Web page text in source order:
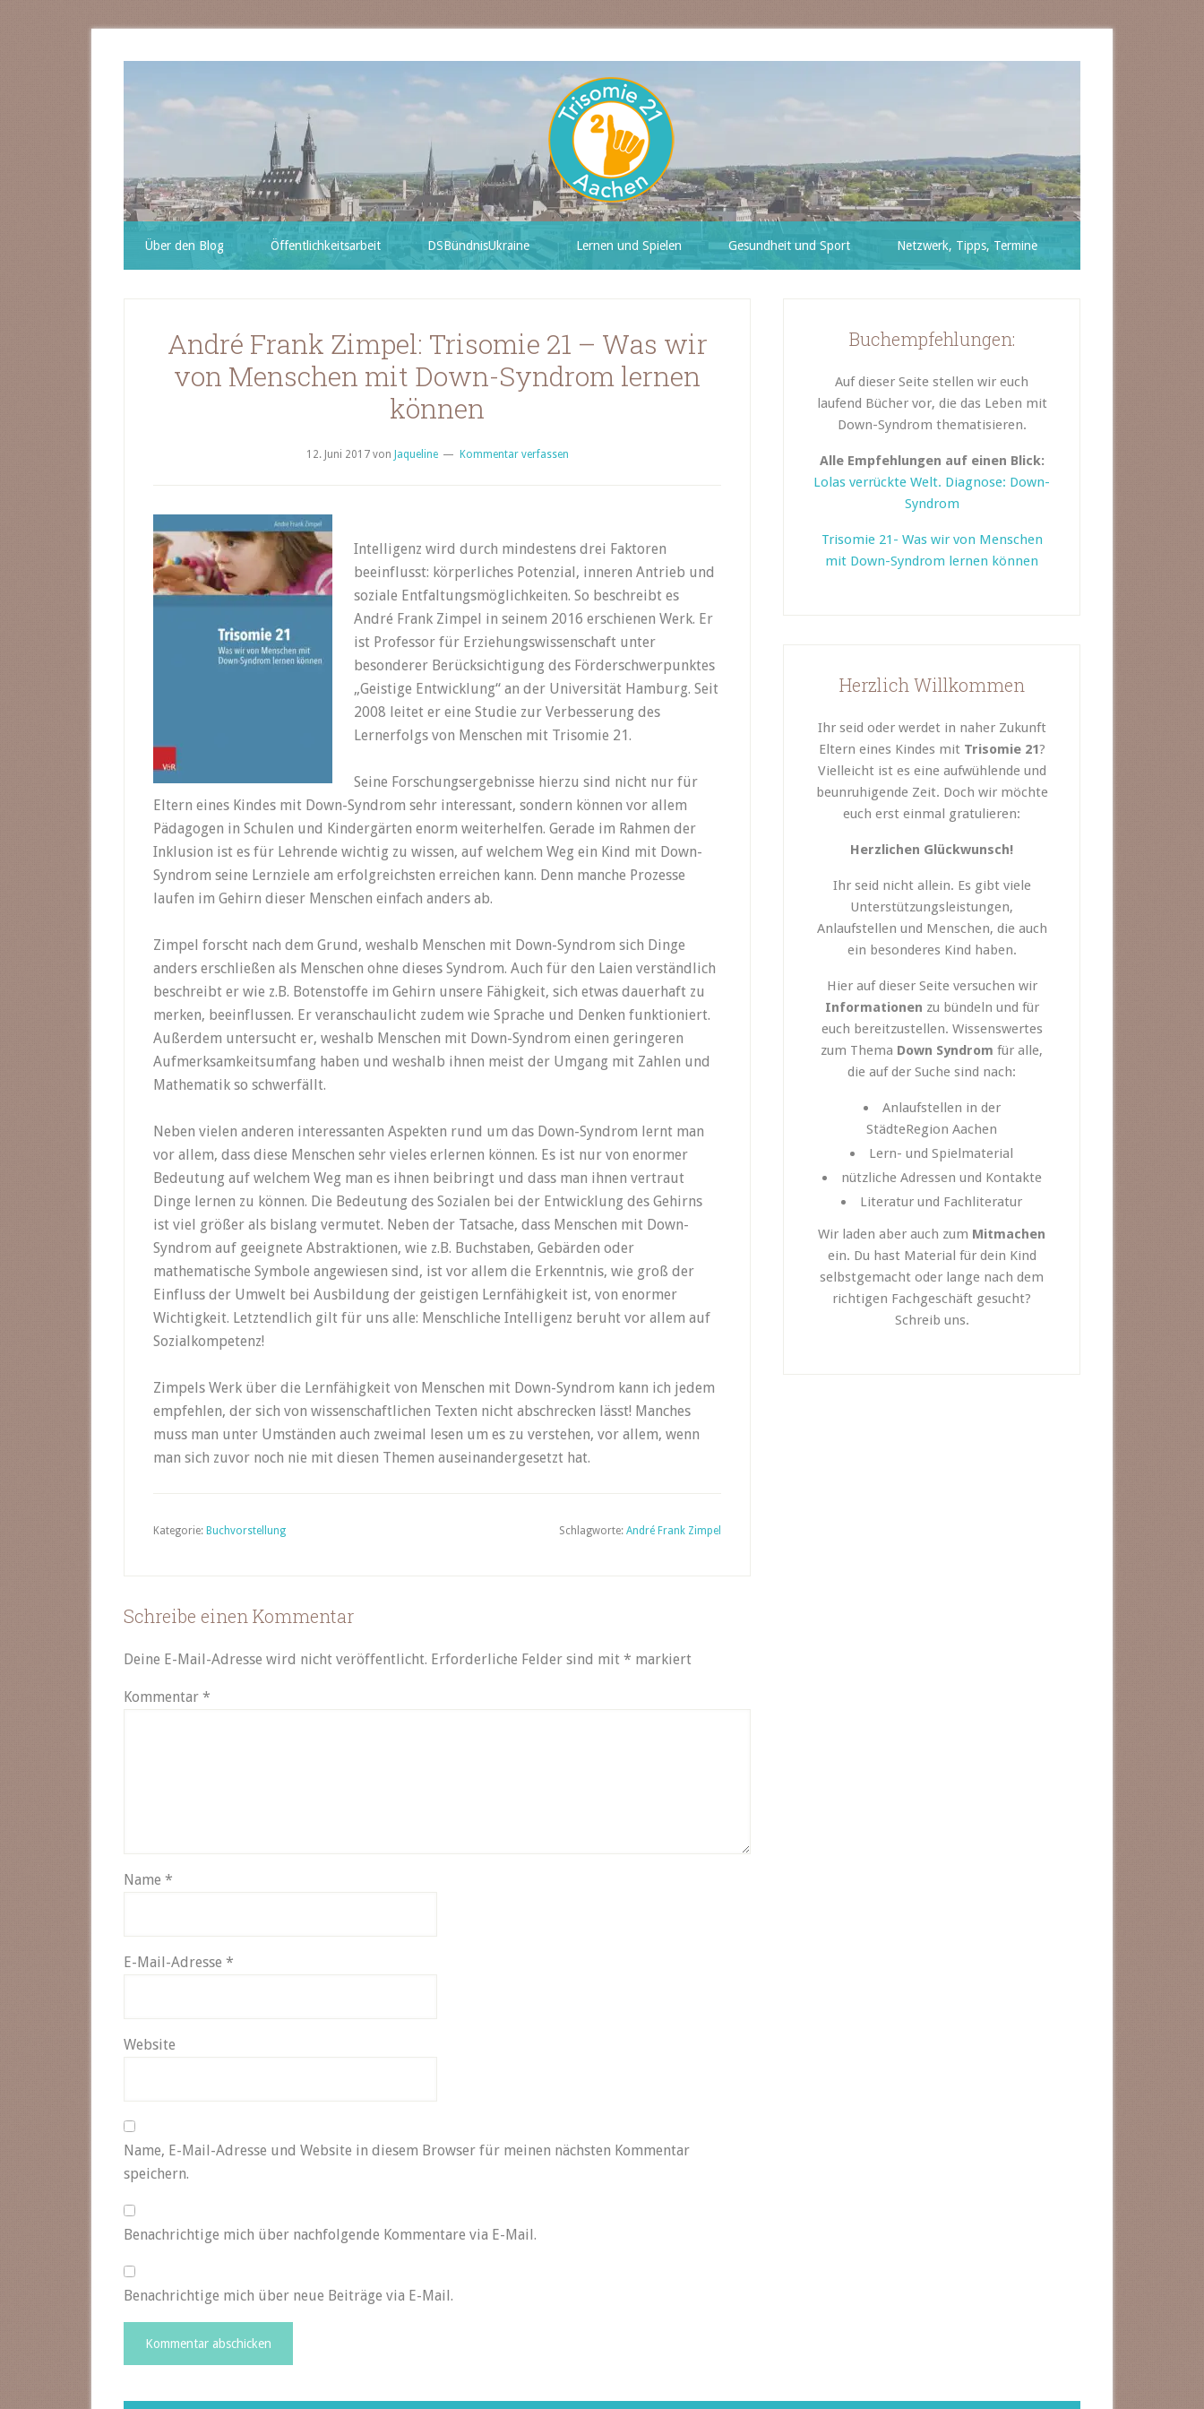
Über den Blog Öffentlichkeitsarbeit DSBündnisUkraine Lernen und Spielen Gesundheit und Sport Netzwerk, Tipps, Termine
André Frank Zimpel: Trisomie 21 – Was wir
von Menschen mit Down-Syndrom lernen
können
12. Juni 2017von Jaqueline Kommentar verfassen
Intelligenz wird durch mindestens drei Faktoren
beeinflusst: körperliches Potenzial, inneren Antrieb und
soziale Entfaltungsmöglichkeiten. So beschreibt es
André Frank Zimpel in seinem 2016 erschienen Werk. Er
ist Professor für Erziehungswissenschaft unter
besonderer Berücksichtigung des Förderschwerpunktes
„Geistige Entwicklung“ an der Universität Hamburg. Seit
2008 leitet er eine Studie zur Verbesserung des
Lernerfolgs von Menschen mit Trisomie 21.
Seine Forschungsergebnisse hierzu sind nicht nur für
Eltern eines Kindes mit Down-Syndrom sehr interessant, sondern können vor allem
Pädagogen in Schulen und Kindergärten enorm weiterhelfen. Gerade im Rahmen der
Inklusion ist es für Lehrende wichtig zu wissen, auf welchem Weg ein Kind mit Down-
Syndrom seine Lernziele am erfolgreichsten erreichen kann. Denn manche Prozesse
laufen im Gehirn dieser Menschen einfach anders ab.
Zimpel forscht nach dem Grund, weshalb Menschen mit Down-Syndrom sich Dinge
anders erschließen als Menschen ohne dieses Syndrom. Auch für den Laien verständlich
beschreibt er wie z.B. Botenstoffe im Gehirn unsere Fähigkeit, sich etwas dauerhaft zu
merken, beeinflussen. Er veranschaulicht zudem wie Sprache und Denken funktioniert.
Außerdem untersucht er, weshalb Menschen mit Down-Syndrom einen geringeren
Aufmerksamkeitsumfang haben und weshalb ihnen meist der Umgang mit Zahlen und
Mathematik so schwerfällt.
Neben vielen anderen interessanten Aspekten rund um das Down-Syndrom lernt man
vor allem, dass diese Menschen sehr vieles erlernen können. Es ist nur von enormer
Bedeutung auf welchem Weg man es ihnen beibringt und dass man ihnen vertraut
Dinge lernen zu können. Die Bedeutung des Sozialen bei der Entwicklung des Gehirns
ist viel größer als bislang vermutet. Neben der Tatsache, dass Menschen mit Down-
Syndrom auf geeignete Abstraktionen, wie z.B. Buchstaben, Gebärden oder
mathematische Symbole angewiesen sind, ist vor allem die Erkenntnis, wie groß der
Einfluss der Umwelt bei Ausbildung der geistigen Lernfähigkeit ist, von enormer
Wichtigkeit. Letztendlich gilt für uns alle: Menschliche Intelligenz beruht vor allem auf
Sozialkompetenz!
Zimpels Werk über die Lernfähigkeit von Menschen mit Down-Syndrom kann ich jedem
empfehlen, der sich von wissenschaftlichen Texten nicht abschrecken lässt! Manches
muss man unter Umständen auch zweimal lesen um es zu verstehen, vor allem, wenn
man sich zuvor noch nie mit diesen Themen auseinandergesetzt hat.
Kategorie: Buchvorstellung Schlagworte: André Frank Zimpel
Schreibe einen Kommentar
Deine E-Mail-Adresse wird nicht veröffentlicht. Erforderliche Felder sind mit * markiert
Kommentar *
Name *
E-Mail-Adresse *
Website
Name, E-Mail-Adresse und Website in diesem Browser für meinen nächsten Kommentar
speichern.
Benachrichtige mich über nachfolgende Kommentare via E-Mail.
Benachrichtige mich über neue Beiträge via E-Mail.
Buchempfehlungen:
Auf dieser Seite stellen wir euch
laufend Bücher vor, die das Leben mit
Down-Syndrom thematisieren.
Alle Empfehlungen auf einen Blick:
Lolas verrückte Welt. Diagnose: Down-
Syndrom
Trisomie 21- Was wir von Menschen
mit Down-Syndrom lernen können
Herzlich Willkommen
Ihr seid oder werdet in naher Zukunft
Eltern eines Kindes mit Trisomie 21?
Vielleicht ist es eine aufwühlende und
beunruhigende Zeit. Doch wir möchte
euch erst einmal gratulieren:
Herzlichen Glückwunsch!
Ihr seid nicht allein. Es gibt viele
Unterstützungsleistungen,
Anlaufstellen und Menschen, die auch
ein besonderes Kind haben.
Hier auf dieser Seite versuchen wir
Informationen zu bündeln und für
euch bereitzustellen. Wissenswertes
zum Thema Down Syndrom für alle,
die auf der Suche sind nach:
Anlaufstellen in der
StädteRegion Aachen
Lern- und Spielmaterial
nützliche Adressen und Kontakte
Literatur und Fachliteratur
Wir laden aber auch zum Mitmachen
ein. Du hast Material für dein Kind
selbstgemacht oder lange nach dem
richtigen Fachgeschäft gesucht?
Schreib uns.